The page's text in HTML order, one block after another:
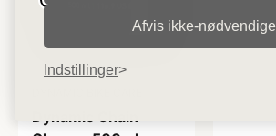
Afvis ikke‑nødvendige
Indstillinger
Dynamic Chain